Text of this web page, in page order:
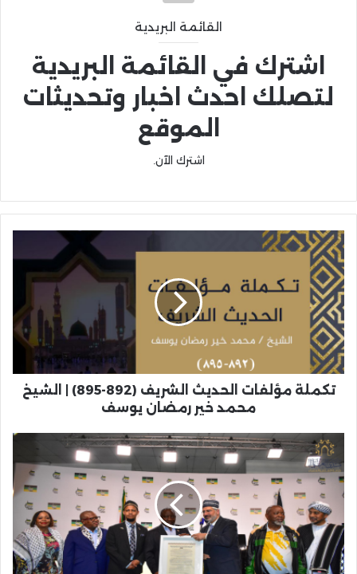
القائمة البريدية
اشترك في القائمة البريدية
لتصلك احدث اخبار وتحديثات
الموقع
اشترك الآن.
تكملة مؤلفات الحديث الشريف (892-895) | الشيخ
محمد خير رمضان يوسف